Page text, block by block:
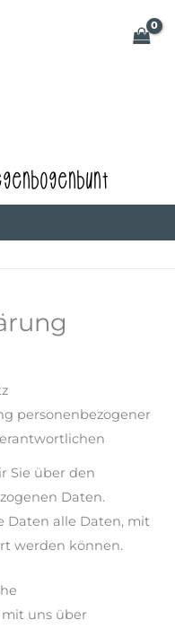
personenbezogener
Sie über den
Daten.
Daten alle Daten, mit
werden können.
mit uns über